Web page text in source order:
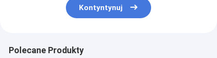
Kontyntynuj
Polecane Produkty